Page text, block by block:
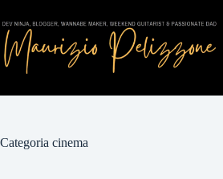
al
contenuto
Categoria cinema